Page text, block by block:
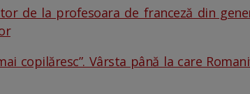
de la profesoara de franceză din
copilăresc”. Vârsta până la care